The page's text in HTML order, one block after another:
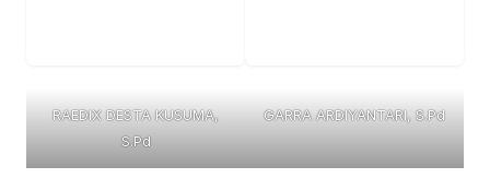
RAEDIX DESTA KUSUMA,
S.Pd
GARRA ARDIYANTARI, S.Pd